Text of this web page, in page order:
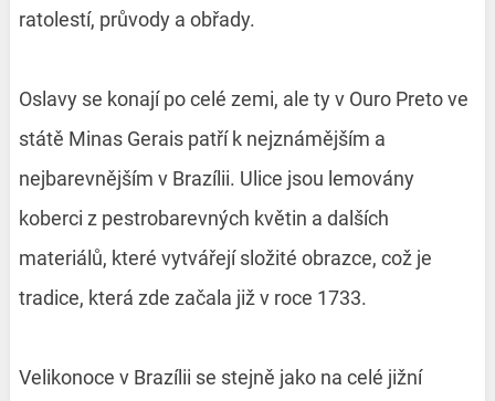
ratolestí, průvody a obřady.
Oslavy se konají po celé zemi, ale ty v Ouro Preto ve
státě Minas Gerais patří k nejznámějším a
nejbarevnějším v Brazílii. Ulice jsou lemovány
koberci z pestrobarevných květin a dalších
materiálů, které vytvářejí složité obrazce, což je
tradice, která zde začala již v roce 1733.
Velikonoce v Brazílii se stejně jako na celé jižní